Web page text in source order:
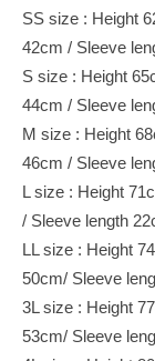
SS size : Height
42cm / Sleeve
S size : Height
44cm / Sleeve
M size : Height
46cm / Sleeve
L size : Height
/ Sleeve length
LL size : Height
50cm/ Sleeve
3L size : Height
53cm/ Sleeve